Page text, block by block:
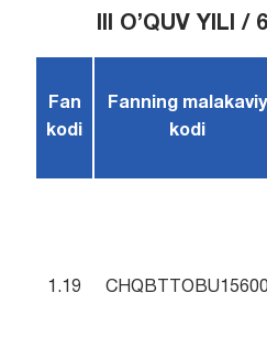
III O’QUV YILI /
Fan
kodi
Fanning malakaviy
kodi
1.19 CHQBTTOBU15600